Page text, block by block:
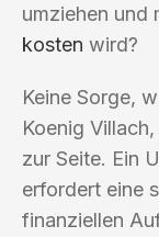
umziehen und
kosten wird?
Keine Sorge,
Koenig
zur Seite. Ein
erfordert eine
finanziellen